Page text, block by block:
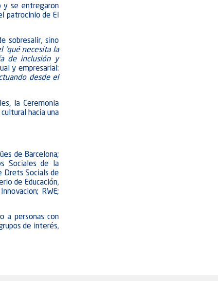
y se entregaron
patrocinio de El
sobresalir, sino
‘qué necesita la
de inclusión y
y empresarial:
desde el
la Ceremonia
hacia una
de Barcelona;
Sociales de la
Drets Socials de
de Educación,
RWE;
a personas con
de interés,